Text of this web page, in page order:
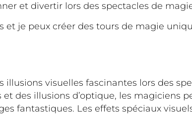
et divertir lors des spectacles de
je peux créer des tours de magie
visuelles fascinantes lors des
des illusions d’optique, les magiciens
fantastiques. Les effets spéciaux